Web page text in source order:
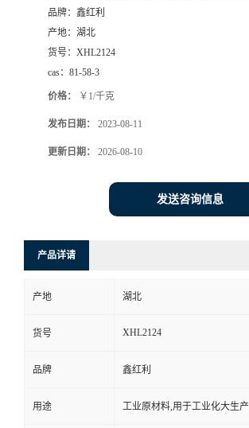
品牌： 鑫红利
产地： 湖北
货号： XHL2124
cas： 81-58-3
价格： ￥1/千克
发布日期： 2023-08-11
更新日期： 2026-08-10
发送咨询信息
产品详请
产地 湖北
货号 XHL2124
品牌 鑫红利
用途 工业原材料,用于工业化大生产